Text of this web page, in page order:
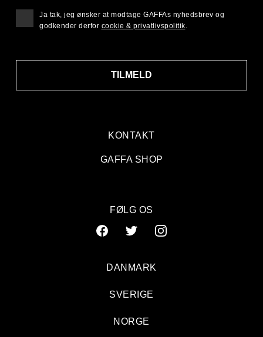
KONTAKT
GAFFA SHOP
TILMELD
Ja tak, jeg ønsker at modtage GAFFAs nyhedsbrev og
godkender derfor cookie & privatlivspolitik.
FØLG OS
DANMARK
SVERIGE
NORGE